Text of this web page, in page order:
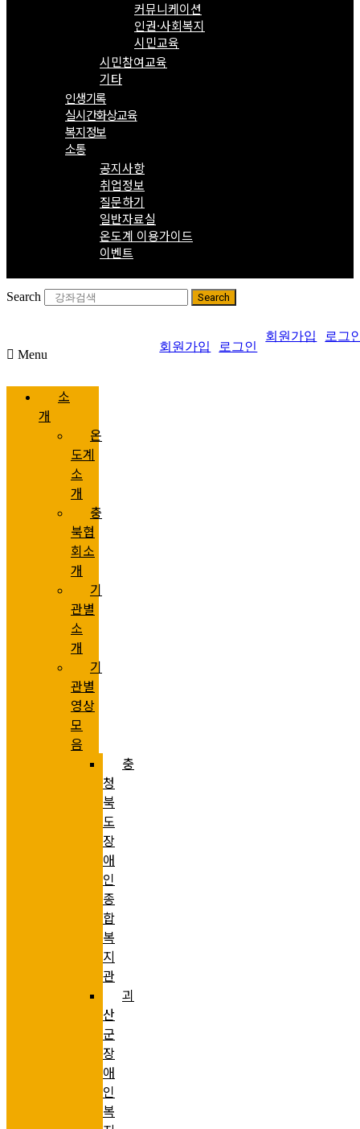
커뮤니케이션
인권·사회복지
시민교육
시민참여교육
기타
인생기록
실시간화상교육
복지정보
소통
공지사항
취업정보
질문하기
일반자료실
온도계 이용가이드
이벤트
Search Search
회원가입 로그
회원가입 로그인
Menu
소
개
온
도계
소
개
충
북협
회소
개
기
관별
소
개
기
관별
영상
모
음
충
청
북
도
장
애
인
종
합
복
지
관
괴
산
군
장
애
인
복